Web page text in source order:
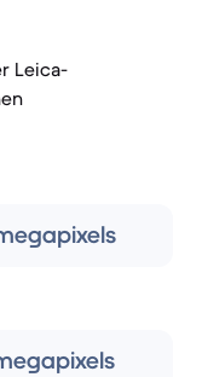
Leica-